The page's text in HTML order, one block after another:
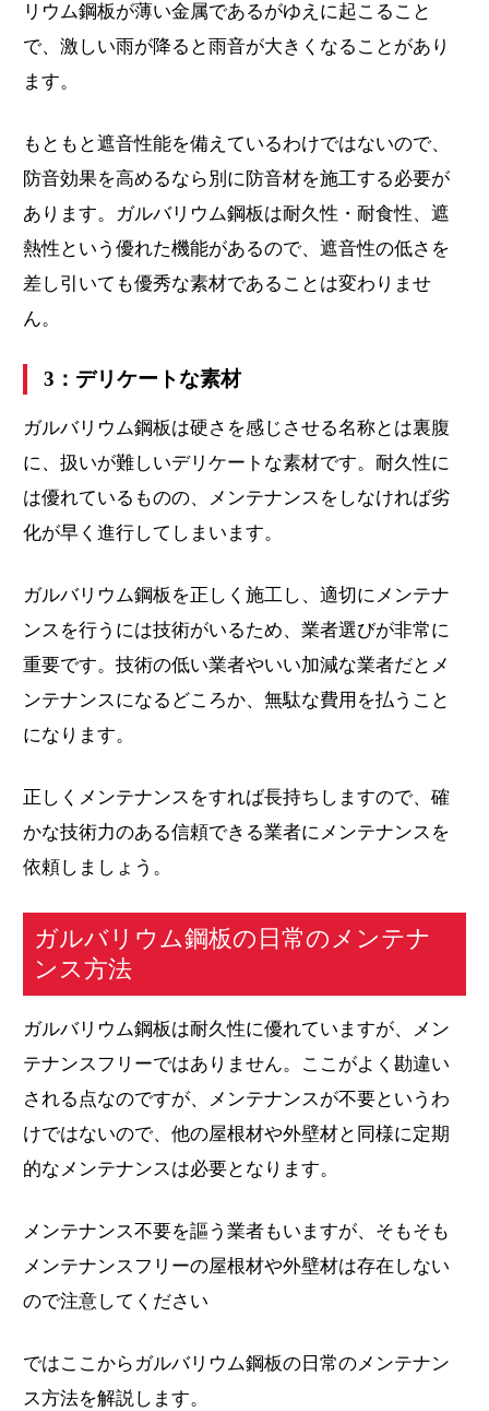
リウム鋼板が薄い金属であるがゆえに起こること
で、激しい雨が降ると雨音が大きくなることがあり
ます。
もともと遮音性能を備えているわけではないので、
防音効果を高めるなら別に防音材を施工する必要が
あります。ガルバリウム鋼板は耐久性・耐食性、遮
熱性という優れた機能があるので、遮音性の低さを
差し引いても優秀な素材であることは変わりませ
ん。
3：デリケートな素材
ガルバリウム鋼板は硬さを感じさせる名称とは裏腹
に、扱いが難しいデリケートな素材です。耐久性に
は優れているものの、メンテナンスをしなければ劣
化が早く進行してしまいます。
ガルバリウム鋼板を正しく施工し、適切にメンテナ
ンスを行うには技術がいるため、業者選びが非常に
重要です。技術の低い業者やいい加減な業者だとメ
ンテナンスになるどころか、無駄な費用を払うこと
になります。
正しくメンテナンスをすれば長持ちしますので、確
かな技術力のある信頼できる業者にメンテナンスを
依頼しましょう。
ガルバリウム鋼板の日常のメンテナ
ンス方法
ガルバリウム鋼板は耐久性に優れていますが、メン
テナンスフリーではありません。ここがよく勘違い
される点なのですが、メンテナンスが不要というわ
けではないので、他の屋根材や外壁材と同様に定期
的なメンテナンスは必要となります。
メンテナンス不要を謳う業者もいますが、そもそも
メンテナンスフリーの屋根材や外壁材は存在しない
ので注意してください
ではここからガルバリウム鋼板の日常のメンテナン
ス方法を解説します。